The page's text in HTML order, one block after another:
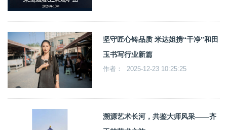
坚守匠心铸品质 米达姐携“干净”和田
玉书写行业新篇
作者： 2025-12-23 10:25:25
溯源艺术长河，共鉴大师风采——齐